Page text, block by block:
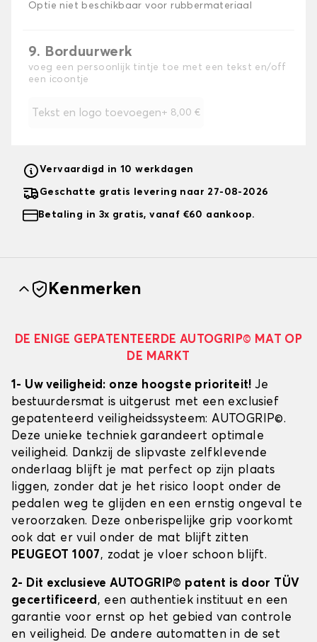
Optie niet beschikbaar voor rubbermateriaal
9. Borduurwerk
voeg een persoonlijk tintje toe met een tekst en/off
een icoontje
Tekst en logo toevoegen+ 8,00 €
Vervaardigd in 10 werkdagen
Geschatte gratis levering naar 27-08-2026
Betaling in 3x gratis, vanaf €60 aankoop.
Kenmerken
DE ENIGE GEPATENTEERDE AUTOGRIP© MAT OP
DE MARKT
1- Uw veiligheid: onze hoogste prioriteit!Je
bestuurdersmat is uitgerust met een exclusief
gepatenteerd veiligheidssysteem: AUTOGRIP©.
Deze unieke techniek garandeert optimale
veiligheid. Dankzij de slipvaste zelfklevende
onderlaag blijft je mat perfect op zijn plaats
liggen, zonder dat je het risico loopt onder de
pedalen weg te glijden en een ernstig ongeval te
veroorzaken. Deze onberispelijke grip voorkomt
ook dat er vuil onder de mat blijft zitten
PEUGEOT 1007, zodat je vloer schoon blijft.
2- Dit exclusieve AUTOGRIP© patent is door TÜV
gecertificeerd, een authentiek instituut en een
garantie voor ernst op het gebied van controle
en veiligheid. De andere automatten in de set